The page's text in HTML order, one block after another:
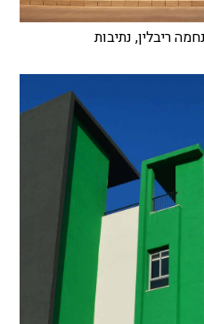
ריבלין, נתיבות